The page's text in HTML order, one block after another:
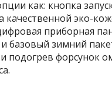
как: кнопка
качественной эко-
приборная
базовый зимний
подогрев форсунок